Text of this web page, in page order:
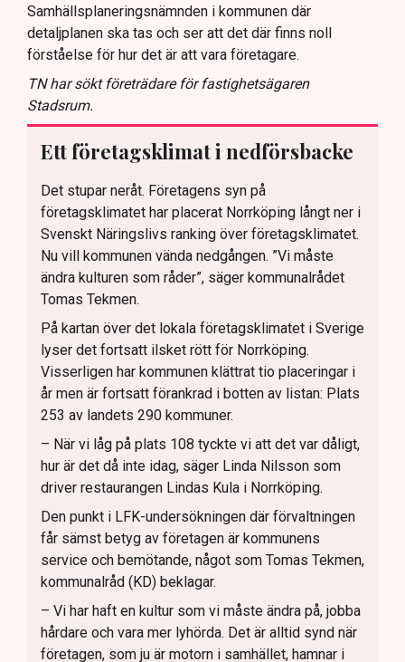
Samhällsplaneringsnämnden i kommunen där
detaljplanen ska tas och ser att det där finns noll
förståelse för hur det är att vara företagare.
TN har sökt företrädare för fastighetsägaren
Stadsrum.
Ett företagsklimat i nedförsbacke
Det stupar neråt. Företagens syn på
företagsklimatet har placerat Norrköping långt ner i
Svenskt Näringslivs ranking över företagsklimatet.
Nu vill kommunen vända nedgången. ”Vi måste
ändra kulturen som råder”, säger kommunalrådet
Tomas Tekmen.
På kartan över det lokala företagsklimatet i Sverige
lyser det fortsatt ilsket rött för Norrköping.
Visserligen har kommunen klättrat tio placeringar i
år men är fortsatt förankrad i botten av listan: Plats
253 av landets 290 kommuner.
– När vi låg på plats 108 tyckte vi att det var dåligt,
hur är det då inte idag, säger Linda Nilsson som
driver restaurangen Lindas Kula i Norrköping.
Den punkt i LFK-undersökningen där förvaltningen
får sämst betyg av företagen är kommunens
service och bemötande, något som Tomas Tekmen,
kommunalråd (KD) beklagar.
– Vi har haft en kultur som vi måste ändra på, jobba
hårdare och vara mer lyhörda. Det är alltid synd när
företagen, som ju är motorn i samhället, hamnar i